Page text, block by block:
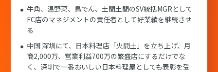
牛角、温野菜、鳥でん、土間土間のSV統括MGRとして
FC店のマネジメントの責任者として好業績を継続させ
る
中国 深圳にて、日本料理店「火間土」を立ち上げ、月
商2,000万、営業利益700万の繁盛店にするだけでな
く、深圳で一番おいしい日本料理屋としても表彰を受